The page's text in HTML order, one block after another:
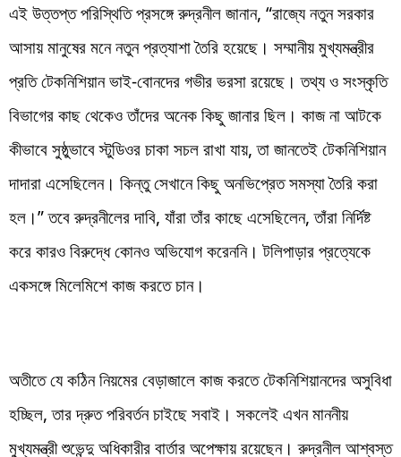
এই উত্তপ্ত পরিস্থিতি প্রসঙ্গে রুদ্রনীল জানান, “রাজ্যে নতুন সরকার
আসায় মানুষের মনে নতুন প্রত্যাশা তৈরি হয়েছে। সম্মানীয় মুখ্যমন্ত্রীর
প্রতি টেকনিশিয়ান ভাই-বোনদের গভীর ভরসা রয়েছে। তথ্য ও সংস্কৃতি
বিভাগের কাছ থেকেও তাঁদের অনেক কিছু জানার ছিল। কাজ না আটকে
কীভাবে সুষ্ঠুভাবে স্টুডিওর চাকা সচল রাখা যায়, তা জানতেই টেকনিশিয়ান
দাদারা এসেছিলেন। কিন্তু সেখানে কিছু অনভিপ্রেত সমস্যা তৈরি করা
হল।” তবে রুদ্রনীলের দাবি, যাঁরা তাঁর কাছে এসেছিলেন, তাঁরা নির্দিষ্ট
করে কারও বিরুদ্ধে কোনও অভিযোগ করেননি। টলিপাড়ার প্রত্যেকে
একসঙ্গে মিলেমিশে কাজ করতে চান।
অতীতে যে কঠিন নিয়মের বেড়াজালে কাজ করতে টেকনিশিয়ানদের অসুবিধা
হচ্ছিল, তার দ্রুত পরিবর্তন চাইছে সবাই। সকলেই এখন মাননীয়
মুখ্যমন্ত্রী শুভেন্দু অধিকারীর বার্তার অপেক্ষায় রয়েছেন। রুদ্রনীল আশ্বস্ত